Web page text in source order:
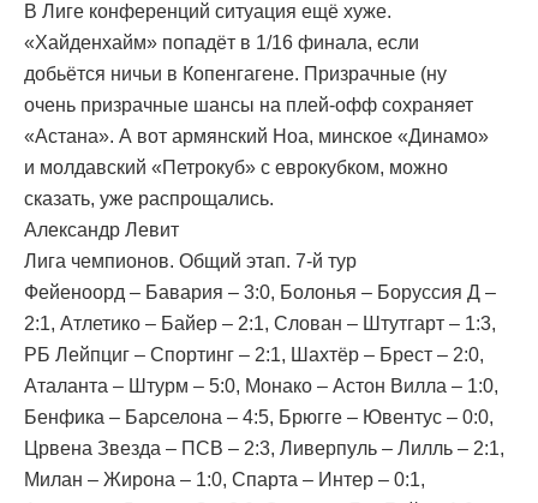
В Лиге конференций ситуация ещё хуже.
«Хайденхайм» попадёт в 1/16 финала, если
добьётся ничьи в Копенгагене. Призрачные (ну
очень призрачные шансы на плей-офф сохраняет
«Астана». А вот армянский Ноа, минское «Динамо»
и молдавский «Петрокуб» с еврокубком, можно
сказать, уже распрощались.
Александр Левит
Лига чемпионов. Общий этап. 7-й тур
Фейеноорд – Бавария – 3:0, Болонья – Боруссия Д –
2:1, Атлетико – Байер – 2:1, Слован – Штутгарт – 1:3,
РБ Лейпциг – Спортинг – 2:1, Шахтёр – Брест – 2:0,
Аталанта – Штурм – 5:0, Монако – Астон Вилла – 1:0,
Бенфика – Барселона – 4:5, Брюгге – Ювентус – 0:0,
Црвена Звезда – ПСВ – 2:3, Ливерпуль – Лилль – 2:1,
Милан – Жирона – 1:0, Спарта – Интер – 0:1,